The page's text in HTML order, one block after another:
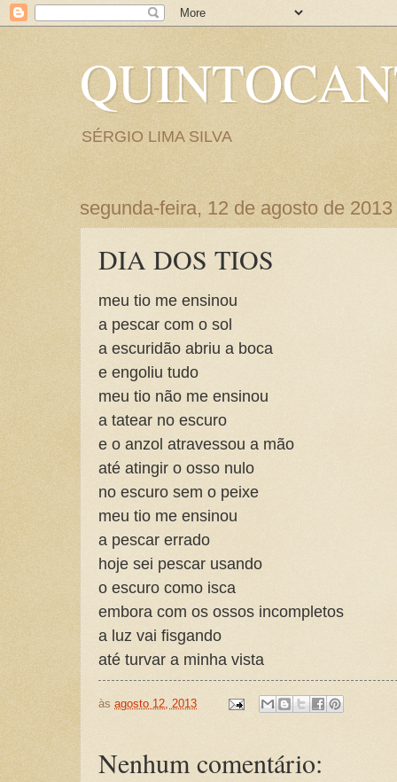
SÉRGIO LIMA SILVA
segunda-feira, 12 de agosto de 2013
DIA DOS TIOS
meu tio me ensinou
a pescar com o sol
a escuridão abriu a boca
e engoliu tudo
meu tio não me ensinou
a tatear no escuro
e o anzol atravessou a mão
até atingir o osso nulo
no escuro sem o peixe
meu tio me ensinou
a pescar errado
hoje sei pescar usando
o escuro como isca
embora com os ossos incompletos
a luz vai fisgando
até turvar a minha vista
às agosto 12, 2013
Nenhum comentário: